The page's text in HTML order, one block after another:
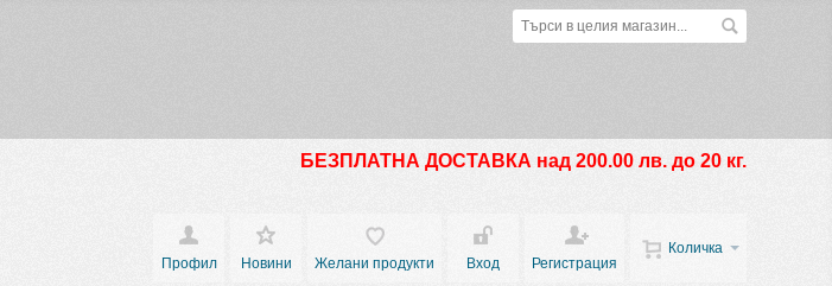
БЕЗПЛАТНА ДОСТАВКА над 200.00 лв. до 20 кг.
Количка
Профил
Новини Желани продукти Вход Регистрация